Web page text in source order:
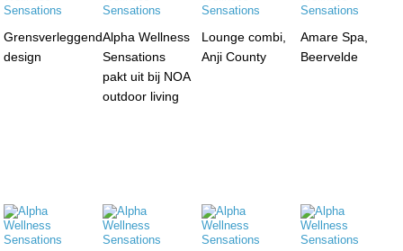
Grensverleggend
design
Alpha Wellness
Sensations
pakt uit bij NOA
outdoor living
Lounge combi,
Anji County
Amare Spa,
Beervelde